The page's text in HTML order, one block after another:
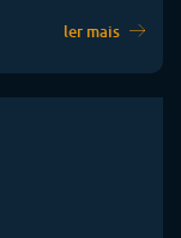
ler mais